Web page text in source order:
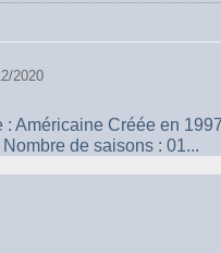
2020
Américaine Créée en
de saisons : 01...